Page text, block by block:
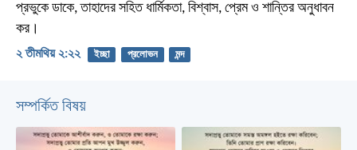
প্রভুকে ডাকে, তাহাদের সহিত ধার্মিকতা, বিশ্বাস, প্রেম ও শান্তির অনুধাবন
কর।
২ তীমথিয় ২:২২ ইচ্ছা প্রলোভন মন্দ
সম্পর্কিত বিষয়